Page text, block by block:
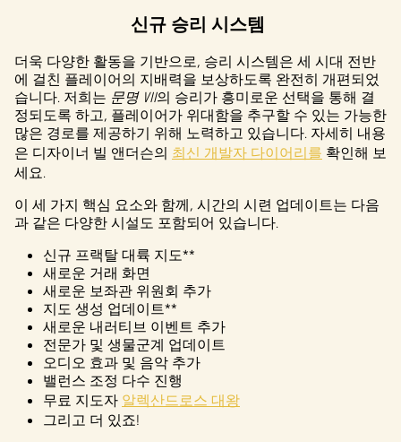
e 서
버로
전송
됩니
다.
신규 승리 시스템
더욱 다양한 활동을 기반으로, 승리 시스템은 세 시대 전반
에 걸친 플레이어의 지배력을 보상하도록 완전히 개편되었
습니다. 저희는 문명 VII의 승리가 흥미로운 선택을 통해 결
정되도록 하고, 플레이어가 위대함을 추구할 수 있는 가능한
많은 경로를 제공하기 위해 노력하고 있습니다. 자세히 내용
은 디자이너 빌 앤더슨의 최신 개발자 다이어리를 확인해 보
세요.
이 세 가지 핵심 요소와 함께, 시간의 시련 업데이트는 다음
과 같은 다양한 시설도 포함되어 있습니다.
신규 프랙탈 대륙 지도**
새로운 거래 화면
새로운 보좌관 위원회 추가
지도 생성 업데이트**
새로운 내러티브 이벤트 추가
전문가 및 생물군계 업데이트
오디오 효과 및 음악 추가
밸런스 조정 다수 진행
무료 지도자 알렉산드로스 대왕
그리고 더 있죠!